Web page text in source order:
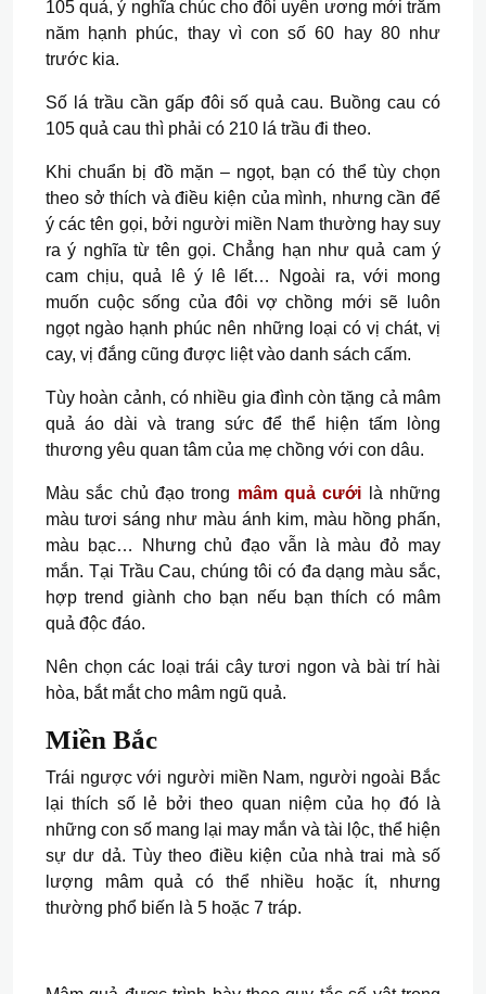
105 quả, ý nghĩa chúc cho đôi uyên ương mới trăm
năm hạnh phúc, thay vì con số 60 hay 80 như
trước kia.
Số lá trầu cần gấp đôi số quả cau. Buồng cau có
105 quả cau thì phải có 210 lá trầu đi theo.
Khi chuẩn bị đồ mặn – ngọt, bạn có thể tùy chọn
theo sở thích và điều kiện của mình, nhưng cần để
ý các tên gọi, bởi người miền Nam thường hay suy
ra ý nghĩa từ tên gọi. Chẳng hạn như quả cam ý
cam chịu, quả lê ý lê lết… Ngoài ra, với mong
muốn cuộc sống của đôi vợ chồng mới sẽ luôn
ngọt ngào hạnh phúc nên những loại có vị chát, vị
cay, vị đắng cũng được liệt vào danh sách cấm.
Tùy hoàn cảnh, có nhiều gia đình còn tặng cả mâm
quả áo dài và trang sức để thể hiện tấm lòng
thương yêu quan tâm của mẹ chồng với con dâu.
Màu sắc chủ đạo trong mâm quả cưới
là những
màu tươi sáng như màu ánh kim, màu hồng phấn,
màu bạc… Nhưng chủ đạo vẫn là màu đỏ may
mắn. Tại Trầu Cau, chúng tôi có đa dạng màu sắc,
hợp trend giành cho bạn nếu bạn thích có mâm
quả độc đáo.
Nên chọn các loại trái cây tươi ngon và bài trí hài
hòa, bắt mắt cho mâm ngũ quả.
Miền Bắc
Trái ngược với người miền Nam, người ngoài Bắc
lại thích số lẻ bởi theo quan niệm của họ đó là
những con số mang lại may mắn và tài lộc, thể hiện
sự dư dả. Tùy theo điều kiện của nhà trai mà số
lượng mâm quả có thể nhiều hoặc ít, nhưng
thường phổ biến là 5 hoặc 7 tráp.